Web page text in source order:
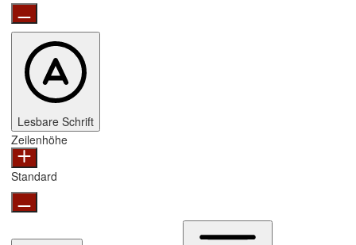
Lesbare Schrift
Zeilenhöhe
Standard